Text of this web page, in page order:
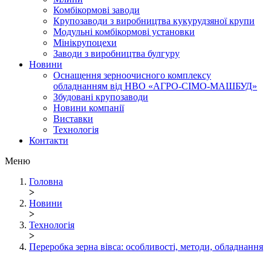
Комбікормові заводи
Крупозаводи з виробництва кукурудзяної крупи
Модульні комбікормові установки
Мінікрупоцехи
Заводи з виробництва булгуру
Новини
Оснащення зерноочисного комплексу
обладнанням від НВО «АГРО-СІМО-МАШБУД»
Збудовані крупозаводи
Новини компанії
Виставки
Технологія
Контакти
Меню
Головна
>
Новини
>
Технологія
>
Переробка зерна вівса: особливості, методи, обладнання